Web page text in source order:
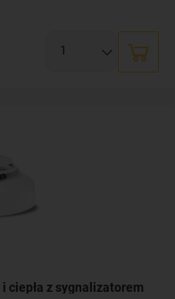
ciepła z sygnalizatorem